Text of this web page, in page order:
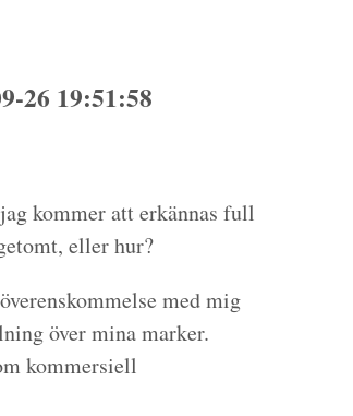
26 19:51:58
kommer att erkännas full
eller hur?
med mig
över mina marker.
kommersiell